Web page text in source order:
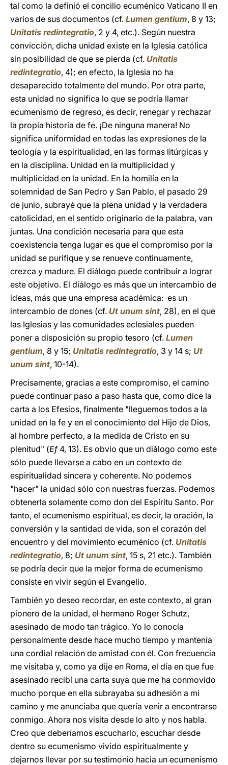
tal como la definió el concilio ecuménico Vaticano II en
varios de sus documentos (cf. Lumen gentium, 8 y 13;
Unitatis redintegratio, 2 y 4, etc.). Según nuestra
convicción, dicha unidad existe en la Iglesia católica
sin posibilidad de que se pierda (cf. Unitatis
redintegratio, 4); en efecto, la Iglesia no ha
desaparecido totalmente del mundo. Por otra parte,
esta unidad no significa lo que se podría llamar
ecumenismo de regreso, es decir, renegar y rechazar
la propia historia de fe. ¡De ninguna manera! No
significa uniformidad en todas las expresiones de la
teología y la espiritualidad, en las formas litúrgicas y
en la disciplina. Unidad en la multiplicidad y
multiplicidad en la unidad. En la homilía en la
solemnidad de San Pedro y San Pablo, el pasado 29
de junio, subrayé que la plena unidad y la verdadera
catolicidad, en el sentido originario de la palabra, van
juntas. Una condición necesaria para que esta
coexistencia tenga lugar es que el compromiso por la
unidad se purifique y se renueve continuamente,
crezca y madure. El diálogo puede contribuir a lograr
este objetivo. El diálogo es más que un intercambio de
ideas, más que una empresa académica: es un
intercambio de dones (cf. Ut unum sint, 28), en el que
las Iglesias y las comunidades eclesiales pueden
poner a disposición su propio tesoro (cf. Lumen
gentium, 8 y 15; Unitatis redintegratio, 3 y 14 s; Ut
unum sint, 10-14).
Precisamente, gracias a este compromiso, el camino
puede continuar paso a paso hasta que, como dice la
carta a los Efesios, finalmente "lleguemos todos a la
unidad en la fe y en el conocimiento del Hijo de Dios,
al hombre perfecto, a la medida de Cristo en su
plenitud" (Ef4, 13). Es obvio que un diálogo como este
sólo puede llevarse a cabo en un contexto de
espiritualidad sincera y coherente. No podemos
"hacer" la unidad sólo con nuestras fuerzas. Podemos
obtenerla solamente como don del Espíritu Santo. Por
tanto, el ecumenismo espiritual, es decir, la oración, la
conversión y la santidad de vida, son el corazón del
encuentro y del movimiento ecuménico (cf. Unitatis
redintegratio, 8; Ut unum sint, 15 s, 21 etc.). También
se podría decir que la mejor forma de ecumenismo
consiste en vivir según el Evangelio.
También yo deseo recordar, en este contexto, al gran
pionero de la unidad, el hermano Roger Schutz,
asesinado de modo tan trágico. Yo lo conocía
personalmente desde hace mucho tiempo y mantenía
una cordial relación de amistad con él. Con frecuencia
me visitaba y, como ya dije en Roma, el día en que fue
asesinado recibí una carta suya que me ha conmovido
mucho porque en ella subrayaba su adhesión a mi
camino y me anunciaba que quería venir a encontrarse
conmigo. Ahora nos visita desde lo alto y nos habla.
Creo que deberíamos escucharlo, escuchar desde
dentro su ecumenismo vivido espiritualmente y
dejarnos llevar por su testimonio hacia un ecumenismo